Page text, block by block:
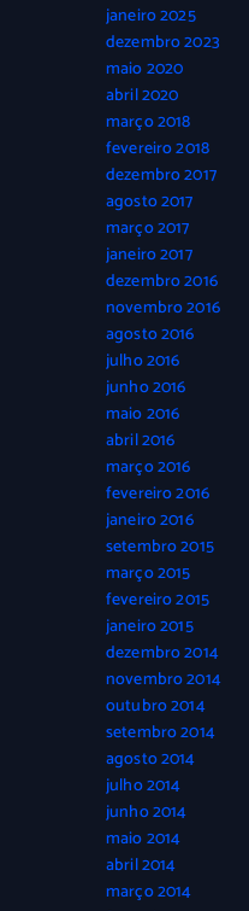
janeiro 2025
dezembro 2023
maio 2020
abril 2020
março 2018
fevereiro 2018
dezembro 2017
agosto 2017
março 2017
janeiro 2017
dezembro 2016
novembro 2016
agosto 2016
julho 2016
junho 2016
maio 2016
abril 2016
março 2016
fevereiro 2016
janeiro 2016
setembro 2015
março 2015
fevereiro 2015
janeiro 2015
dezembro 2014
novembro 2014
outubro 2014
setembro 2014
agosto 2014
julho 2014
junho 2014
maio 2014
abril 2014
março 2014